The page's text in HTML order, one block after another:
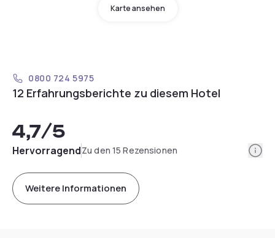
Karte ansehen
0800 724 5975
12 Erfahrungsberichte zu diesem Hotel
4,7/5
HervorragendZu den 15 Rezensionen
Weitere Informationen